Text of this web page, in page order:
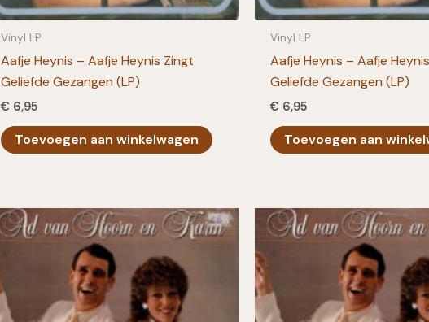
Vinyl LP
Aafje Heynis – Aafje Heynis Zingt
Geliefde Gezangen (LP)
€ 6,95
Toevoegen aan winkelwagen
Vinyl LP
Aafje Heynis – Aafje
Geliefde Gezangen (LP)
€ 6,95
Toevoegen aan